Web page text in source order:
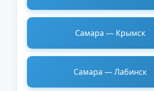
Самара — Крымск
Самара — Лабинск